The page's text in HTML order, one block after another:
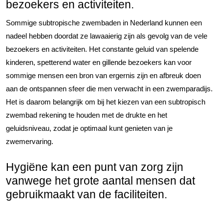
bezoekers en activiteiten.
Sommige subtropische zwembaden in Nederland kunnen een
nadeel hebben doordat ze lawaaierig zijn als gevolg van de vele
bezoekers en activiteiten. Het constante geluid van spelende
kinderen, spetterend water en gillende bezoekers kan voor
sommige mensen een bron van ergernis zijn en afbreuk doen
aan de ontspannen sfeer die men verwacht in een zwemparadijs.
Het is daarom belangrijk om bij het kiezen van een subtropisch
zwembad rekening te houden met de drukte en het
geluidsniveau, zodat je optimaal kunt genieten van je
zwemervaring.
Hygiëne kan een punt van zorg zijn
vanwege het grote aantal mensen dat
gebruikmaakt van de faciliteiten.